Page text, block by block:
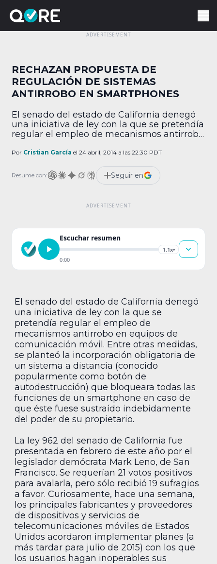
RECHAZAN PROPUESTA DE
REGULACIÓN DE SISTEMAS
ANTIRROBO EN SMARTPHONES
El senado del estado de California denegó
una iniciativa de ley con la que se pretendía
regular el empleo de mecanismos antirrobo
otras medidas, se planteó la incorporación
(conocido popularmente como botón de
autodestrucción) que bloqueara todas las
Por Cristian García el 24 abril, 2014 a las 22:30 PDT
Resume con: Seguir en
Escuchar resumen
1.1x▾
0:00
El senado del estado de California denegó
una iniciativa de ley con la que se
pretendía regular el empleo de
mecanismos antirrobo en equipos de
comunicación móvil. Entre otras medidas,
se planteó la incorporación obligatoria de
un sistema a distancia (conocido
popularmente como botón de
autodestrucción) que bloqueara todas las
funciones de un smartphone en caso de
que éste fuese sustraído indebidamente
del poder de su propietario.
La ley 962 del senado de California fue
presentada en febrero de este año por el
legislador demócrata Mark Leno, de San
Francisco. Se requerían 21 votos positivos
para avalarla, pero sólo recibió 19 sufragios
a favor. Curiosamente, hace una semana,
los principales fabricantes y proveedores
de dispositivos y servicios de
telecomunicaciones móviles de Estados
Unidos acordaron implementar planes (a
más tardar para julio de 2015) con los que
los usuarios hagan inoperables sus